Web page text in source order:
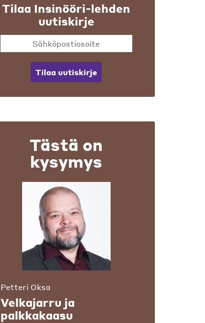
Tilaa Insinööri-lehden
uutiskirje
Tilaa uutiskirje
Tästä on
kysymys
Petteri Oksa
Velkajarru ja
palkkakaasu